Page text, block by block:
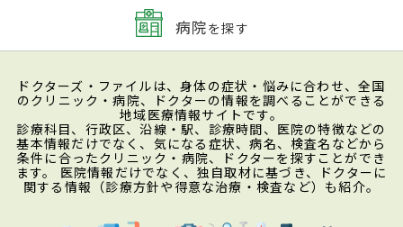
病院を探す
ドクターズ・ファイルは、身体の症状・悩みに合わせ、全国
のクリニック・病院、ドクターの情報を調べることができる
地域医療情報サイトです。
診療科目、行政区、沿線・駅、診療時間、医院の特徴などの
基本情報だけでなく、気になる症状、病名、検査名などから
条件に合ったクリニック・病院、ドクターを探すことができ
ます。 医院情報だけでなく、独自取材に基づき、ドクターに
関する情報（診療方針や得意な治療・検査など）も紹介。